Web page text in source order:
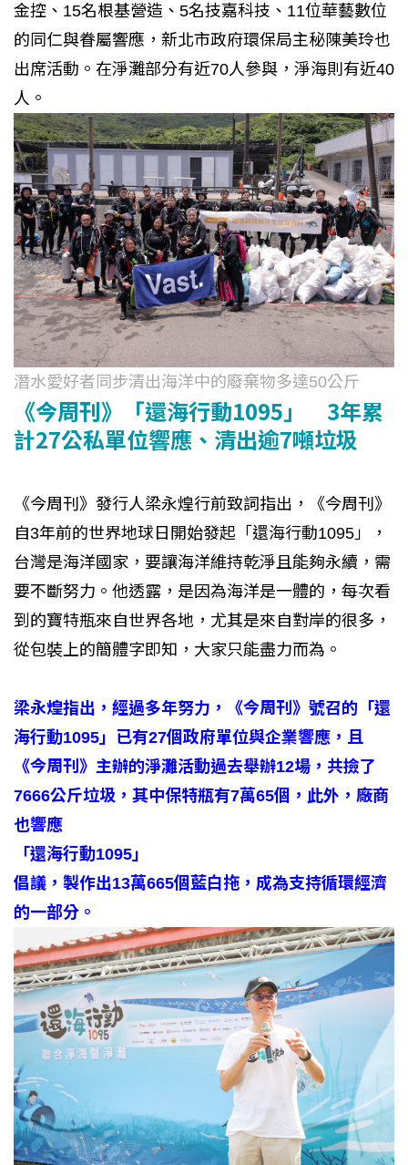
金控、15名根基營造、5名技嘉科技、11位華藝數位
的同仁與眷屬響應，新北市政府環保局主秘陳美玲也
出席活動。在淨灘部分有近70人參與，淨海則有近40
人。
潛水愛好者同步清出海洋中的廢棄物多達50公斤
《今周刊》「還海行動1095」 3年累
計27公私單位響應、清出逾7噸垃圾
《今周刊》發行人梁永煌行前致詞指出，《今周刊》
自3年前的世界地球日開始發起「還海行動1095」，
台灣是海洋國家，要讓海洋維持乾淨且能夠永續，需
要不斷努力。他透露，是因為海洋是一體的，每次看
到的寶特瓶來自世界各地，尤其是來自對岸的很多，
從包裝上的簡體字即知，大家只能盡力而為。
梁永煌指出，經過多年努力，《今周刊》號召的「還
海行動1095」已有27個政府單位與企業響應，且
《今周刊》主辦的淨灘活動過去舉辦12場，共撿了
7666公斤垃圾，其中保特瓶有7萬65個，此外，廠商
也響應
「還海行動1095」
倡議，製作出13萬665個藍白拖，成為支持循環經濟
的一部分。